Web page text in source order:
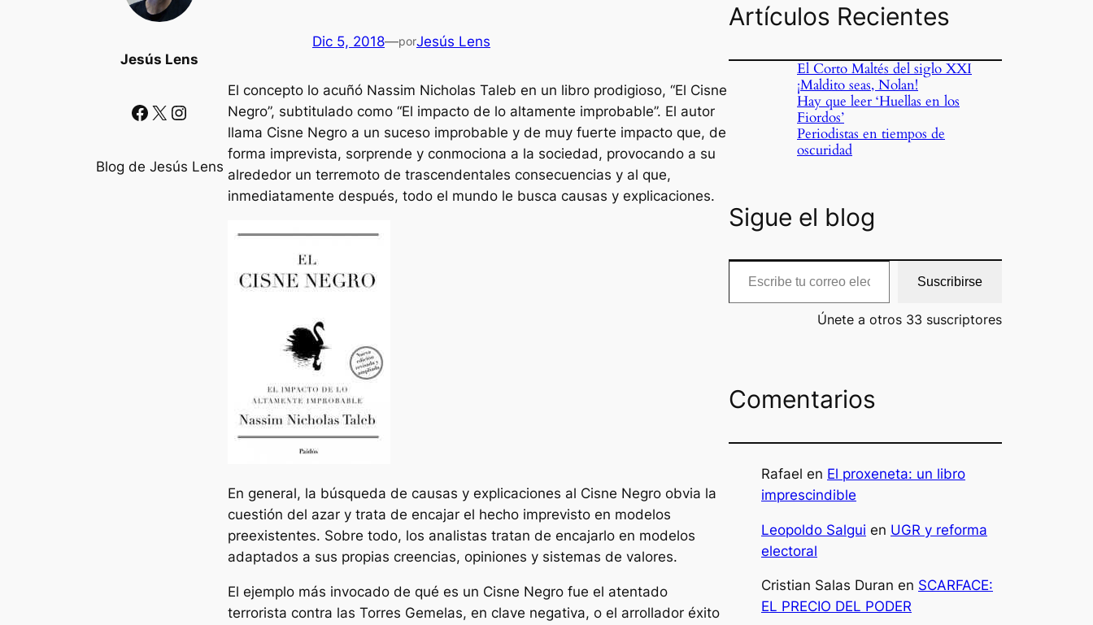
Jesús Lens
Facebook X Instagram
Blog de Jesús Lens
Dic 5, 2018—porJesús Lens
El concepto lo acuñó Nassim Nicholas Taleb en un libro prodigioso, “El Cisne
Negro”, subtitulado como “El impacto de lo altamente improbable”. El autor
llama Cisne Negro a un suceso improbable y de muy fuerte impacto que, de
forma imprevista, sorprende y conmociona a la sociedad, provocando a su
alrededor un terremoto de trascendentales consecuencias y al que,
inmediatamente después, todo el mundo le busca causas y explicaciones.
En general, la búsqueda de causas y explicaciones al Cisne Negro obvia la
cuestión del azar y trata de encajar el hecho imprevisto en modelos
preexistentes. Sobre todo, los analistas tratan de encajarlo en modelos
adaptados a sus propias creencias, opiniones y sistemas de valores.
El ejemplo más invocado de qué es un Cisne Negro fue el atentado
terrorista contra las Torres Gemelas, en clave negativa, o el arrollador éxito
Artículos Recientes
El Corto Maltés del siglo XXI
¡Maldito seas, Nolan!
Hay que leer ‘Huellas en los
Fiordos’
Periodistas en tiempos de
oscuridad
Sigue el blog
Escribe tu correo electrónico…
Suscribirse
Únete a otros 33 suscriptores
Comentarios
Rafael en El proxeneta: un libro
imprescindible
Leopoldo Salgui en UGR y reforma
electoral
Cristian Salas Duran en SCARFACE:
EL PRECIO DEL PODER